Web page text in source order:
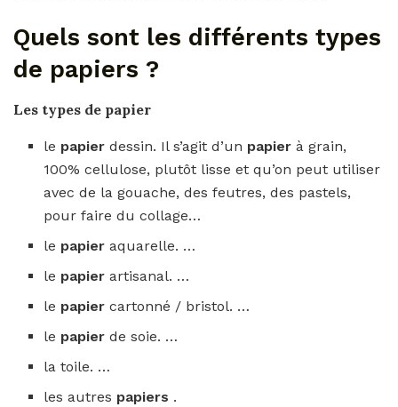
Quels sont les différents types
de papiers ?
Les types de papier
le papierdessin. Il s’agit d’un papierà grain,
100% cellulose, plutôt lisse et qu’on peut utiliser
avec de la gouache, des feutres, des pastels,
pour faire du collage…
le papieraquarelle. …
le papierartisanal. …
le papiercartonné / bristol. …
le papierde soie. …
la toile. …
les autres papiers .